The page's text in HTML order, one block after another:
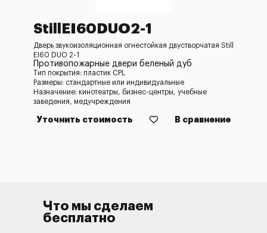
StillEI60DUO2-1
Дверь звукоизоляционная огнестойкая двустворчатая Still
EI60 DUO 2-1
Противопожарные двери беленый дуб
Тип покрытия: пластик CPL
Размеры: стандартные или индивидуальные
Назначение: кинотеатры, бизнес-центры, учебные
заведения, медучреждения
Уточнить стоимость В сравнение
Что мы сделаем
бесплатно